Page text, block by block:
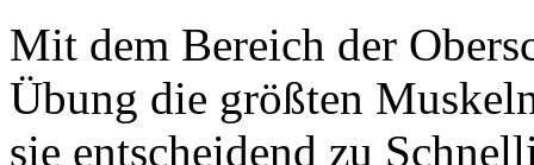
Mit dem Bereich der
Übung die größten
sie entscheidend zu